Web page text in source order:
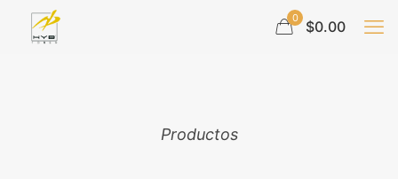
0 $0.00
Productos